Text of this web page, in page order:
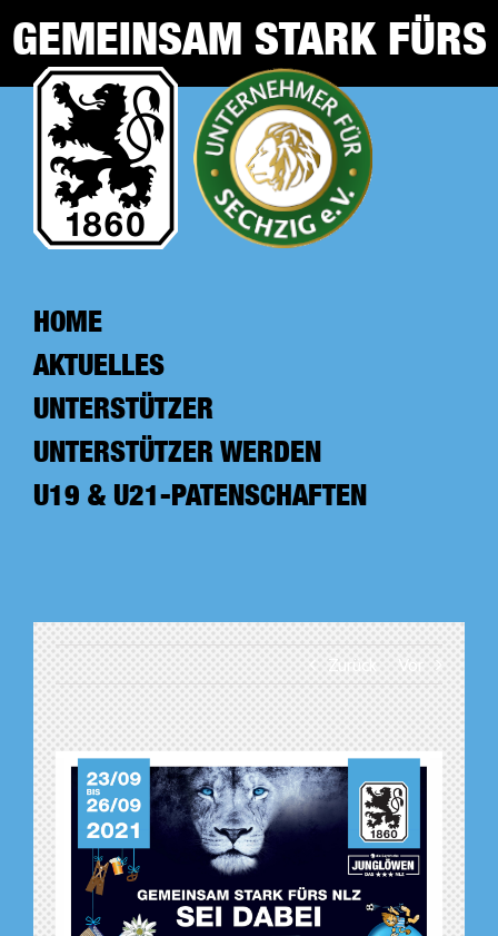
Inhalt
springen
GEMEINSAM STARK FÜRS
NLZ
Zurück Vor
Zeige
grösseres
HOME
AKTUELLES
UNTERSTÜTZER
UNTERSTÜTZER WERDEN
U19 & U21-PATENSCHAFTEN